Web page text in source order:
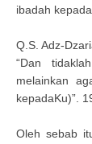
ibadah
Q.S. Adz-
“Dan
melainkan
kepadaKu)”.
Oleh sebab